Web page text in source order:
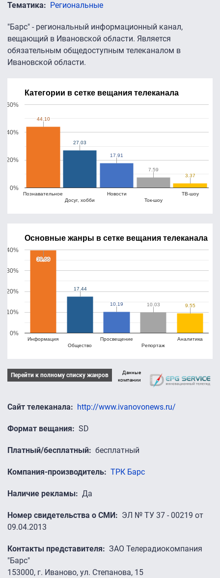
Тематика Региональные
"Барс" - региональный информационный канал,
вещающий в Ивановской области. Является
обязательным общедоступным телеканалом в
Ивановской области.
Категории в сетке вещания телеканала
Познавательное
Досуг, хобби
Новости
Ток-шоу
ТВ-шоу
0%
20%
40%
60%
44.10
44.10
27.03
27.03
17.91
17.91
7.59
7.59
3.37
3.37
Основные жанры в сетке вещания телеканала
Информация
Общество
Просвещение
Репортаж
Аналитика
0%
10%
20%
30%
40%
39.66
39.66
17.44
17.44
10.19
10.19 10.03
10.03 9.55
9.55
Перейти к полному списку жанров
Данные
компании
Сайт телеканала http://www.ivanovonews.ru/
Формат вещания SD
Платный/бесплатный бесплатный
Компания-производитель ТРК Барс
Наличие рекламы Да
Номер свидетельства о СМИ
ЭЛ № ТУ 37 - 00219 от
09.04.2013
Контакты представителя
ЗАО Телерадиокомпания
"Барс"
153000, г. Иваново, ул. Степанова, 15